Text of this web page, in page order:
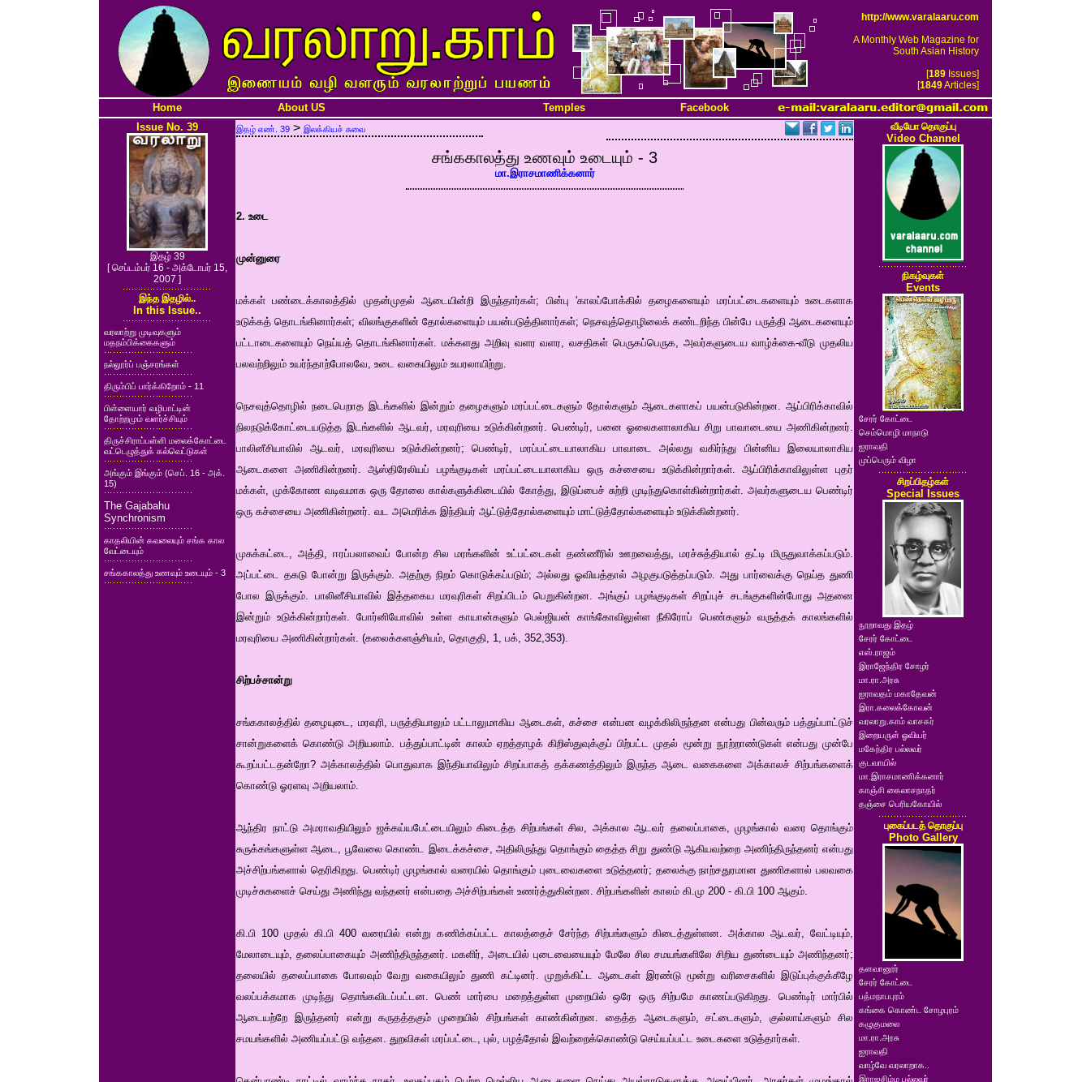
http://www.varalaaru.com
A Monthly Web Magazine for
South Asian History
[189Issues]
[1849Articles]
Home About US Temples
Facebook
Issue No. 39
இதழ் 39
[ செப்டம்பர் 16 - அக்டோபர் 15,
2007 ]
இந்த இதழில்..
In this Issue..
வரலாற்று முடிவுகளும்
மதநம்பிக்கைகளும்
நல்லூர்ப் பஞ்சரங்கள்
திரும்பிப் பார்க்கிறோம் - 11
பிள்ளையார் வழிபாட்டின்
தோற்றமும் வளர்ச்சியும்
திருச்சிராப்பள்ளி மலைக்கோட்டை
வட்டெழுத்துக் கல்வெட்டுகள்
அங்கும் இங்கும் (செப். 16 - அக்.
15)
The Gajabahu
Synchronism
காதலியின் கவலையும் சங்க கால
வேட்டையும்
சங்ககாலத்து உணவும் உடையும் - 3
இதழ் எண். 39 > இலக்கியச் சுவை
சங்ககாலத்து உணவும் உடையும் - 3
மா.இராசமாணிக்கனார்
2. உடை
முன்னுரை
மக்கள் பண்டைக்காலத்தில் முதன்முதல் ஆடையின்றி இருந்தார்கள்; பின்பு 'காலப்போக்கில் தழைகளையும் மரப்பட்டைகளையும் உடைகளாக
உடுக்கத் தொடங்கினார்கள்; விலங்குகளின் தோல்களையும் பயன்படுத்தினார்கள்; நெசவுத்தொழிலைக் கண்டறிந்த பின்பே பருத்தி ஆடைகளையும்
பட்டாடைகளையும் நெய்யத் தொடங்கினார்கள். மக்களது அறிவு வளர வளர, வசதிகள் பெருகப்பெருக, அவர்களுடைய வாழ்க்கை-வீடு முதலிய
பலவற்றிலும் உயர்ந்தாற்போலவே, உடை வகையிலும் உயரலாயிற்று.
நெசவுத்தொழில் நடைபெறாத இடங்களில் இன்றும் தழைகளும் மரப்பட்டைகளும் தோல்களும் ஆடைகளாகப் பயன்படுகின்றன. ஆப்பிரிக்காவில்
நிலநடுக்கோட்டையடுத்த இடங்களில் ஆடவர், மரவுரியை உடுக்கின்றனர். பெண்டிர், பனை ஓலைகளாலாகிய சிறு பாவாடையை அணிகின்றனர்.
பாலினீசியாவில் ஆடவர், மரவுரியை உடுக்கின்றனர்; பெண்டிர், மரப்பட்டையாலாகிய பாவாடை அல்லது வகிர்ந்து பின்னிய இலையாலாகிய
ஆடைகளை அணிகின்றனர். ஆஸ்திரேலியப் பழங்குடிகள் மரப்பட்டையாலாகிய ஒரு கச்சையை உடுக்கின்றார்கள். ஆப்பிரிக்காவிலுள்ள புதர்
மக்கள், முக்கோண வடிவமாக ஒரு தோலை கால்களுக்கிடையில் கோத்து, இடுப்பைச் சுற்றி முடிந்துகொள்கின்றார்கள். அவர்களுடைய பெண்டிர்
ஒரு கச்சையை அணிகின்றனர். வட அமெரிக்க இந்தியர் ஆட்டுத்தோல்களையும் மாட்டுத்தோல்களையும் உடுக்கின்றனர்.
முசுக்கட்டை, அத்தி, ஈரப்பலாவைப் போன்ற சில மரங்களின் உட்பட்டைகள் தண்ணீரில் ஊறவைத்து, மரச்சுத்தியால் தட்டி மிருதுவாக்கப்படும்.
அப்பட்டை தகடு போன்று இருக்கும். அதற்கு நிறம் கொடுக்கப்படும்; அல்லது ஓவியத்தால் அழகுபடுத்தப்படும். அது பார்வைக்கு நெய்த துணி
போல இருக்கும். பாலினீசியாவில் இத்தகைய மரவுரிகள் சிறப்பிடம் பெறுகின்றன. அங்குப் பழங்குடிகள் சிறப்புச் சடங்குகளின்போது அதனை
இன்றும் உடுக்கின்றார்கள். போர்னியோவில் உள்ள காயான்களும் பெல்ஜியன் காங்கோவிலுள்ள நீகிரோப் பெண்களும் வருத்தக் காலங்களில்
மரவுரியை அணிகின்றார்கள். (கலைக்களஞ்சியம், தொகுதி, 1, பக், 352,353).
சிற்பச்சான்று
சங்ககாலத்தில் தழையுடை, மரவுரி, பருத்தியாலும் பட்டாலுமாகிய ஆடைகள், கச்சை என்பன வழக்கிலிருந்தன என்பது பின்வரும் பத்துப்பாட்டுச்
சான்றுகளைக் கொண்டு அறியலாம். பத்துப்பாட்டின் காலம் ஏறத்தாழக் கிறிஸ்துவுக்குப் பிற்பட்ட முதல் மூன்று நூற்றாண்டுகள் என்பது முன்பே
கூறப்பட்டதன்றோ? அக்காலத்தில் பொதுவாக இந்தியாவிலும் சிறப்பாகத் தக்கணத்திலும் இருந்த ஆடை வகைகளை அக்காலச் சிற்பங்களைக்
கொண்டு ஓரளவு அறியலாம்.
ஆந்திர நாட்டு அமராவதியிலும் ஜக்கய்யபேட்டையிலும் கிடைத்த சிற்பங்கள் சில, அக்கால ஆடவர் தலைப்பாகை, முழங்கால் வரை தொங்கும்
சுருக்கங்களுள்ள ஆடை, பூவேலை கொண்ட இடைக்கச்சை, அதிலிருந்து தொங்கும் தைத்த சிறு துண்டு ஆகியவற்றை அணிந்திருந்தனர் என்பது
அச்சிற்பங்களால் தெரிகிறது. பெண்டிர் முழங்கால் வரையில் தொங்கும் புடைவைகளை உடுத்தனர்; தலைக்கு நாற்சதுரமான துணிகளால் பலவகை
முடிச்சுகளைச் செய்து அணிந்து வந்தனர் என்பதை அச்சிற்பங்கள் உணர்த்துகின்றன. சிற்பங்களின் காலம் கி.மு 200 - கி.பி 100 ஆகும்.
கி.பி 100 முதல் கி.பி 400 வரையில் என்று கணிக்கப்பட்ட காலத்தைச் சேர்ந்த சிற்பங்களும் கிடைத்துள்ளன. அக்கால ஆடவர், வேட்டியும்,
மேலாடையும், தலைப்பாகையும் அணிந்திருந்தனர். மகளிர், அடையில் புடைவையையும் மேலே சில சமயங்களிலே சிறிய துண்டையும் அணிந்தனர்;
தலையில் தலைப்பாகை போலவும் வேறு வகையிலும் துணி கட்டினர். முறுக்கிட்ட ஆடைகள் இரண்டு மூன்று வரிசைகளில் இடுப்புக்குக்கீழே
வலப்பக்கமாக முடிந்து தொங்கவிடப்பட்டன. பெண் மார்பை மறைத்துள்ள முறையில் ஒரே ஒரு சிற்பமே காணப்படுகிறது. பெண்டிர் மார்பில்
ஆடையற்றே இருந்தனர் என்று கருதத்தகும் முறையில் சிற்பங்கள் காண்கின்றன. தைத்த ஆடைகளும், சட்டைகளும், குல்லாய்களும் சில
சமயங்களில் அணியப்பட்டு வந்தன. துறவிகள் மரப்பட்டை, புல், பழத்தோல் இவற்றைக்கொண்டு செய்யப்பட்ட உடைகளை உடுத்தார்கள்.
வீடியோ தொகுப்பு
Video Channel
நிகழ்வுகள்
Events
சேரர் கோட்டை
செம்மொழி மாநாடு
ஐராவதி
முப்பெரும் விழா
சிறப்பிதழ்கள்
Special Issues
நூறாவது இதழ்
சேரர் கோட்டை
எஸ்.ராஜம்
இராஜேந்திர சோழர்
மா.ரா.அரசு
ஐராவதம் மகாதேவன்
இரா.கலைக்கோவன்
வரலாறு.காம் வாசகர்
இறையருள் ஓவியர்
மகேந்திர பல்லவர்
குடவாயில்
மா.இராசமாணிக்கனார்
காஞ்சி கைலாசநாதர்
தஞ்சை பெரியகோயில்
புகைப்படத் தொகுப்பு
Photo Gallery
தளவானூர்
சேரர் கோட்டை
பத்மநாபபுரம்
கங்கை கொண்ட சோழபுரம்
கழுகுமலை
மா.ரா.அரசு
ஐராவதி
வாழ்வே வரலாறாக..
இராஜசிம்ம பல்லவர்